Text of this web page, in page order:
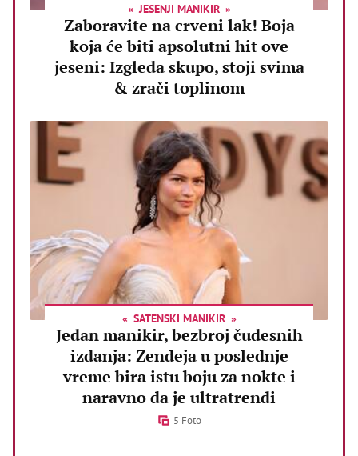
JESENJI MANIKIR
Zaboravite na crveni lak! Boja
koja će biti apsolutni hit ove
jeseni: Izgleda skupo, stoji svima
& zrači toplinom
SATENSKI MANIKIR
Jedan manikir, bezbroj čudesnih
izdanja: Zendeja u poslednje
vreme bira istu boju za nokte i
naravno da je ultratrendi
5 Foto